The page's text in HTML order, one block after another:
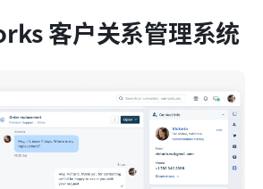
客户关系管理系统